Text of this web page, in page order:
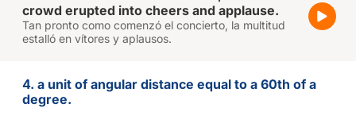
crowd erupted into cheers and applause.
Tan pronto como comenzó el concierto, la multitud
estalló en vítores y aplausos.
4. a unit of angular distance equal to a 60th of a
degree.